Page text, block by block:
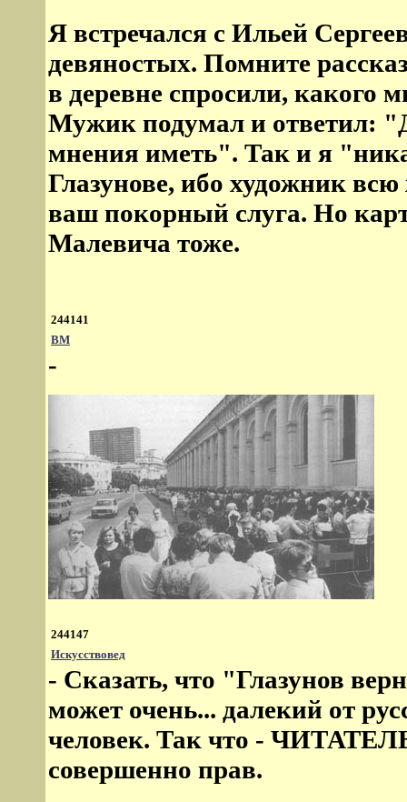
Я встречался с Ильей
девяностых. Помните
в деревне спросили, какого
Мужик подумал и ответил:
мнения иметь". Так и я
Глазунове, ибо художник
ваш покорный слуга. Но
Малевича тоже.
244141
ВМ
-
244147
Искусствовед
- Сказать, что "Глазунов
может очень... далекий от
человек. Так что -
совершенно прав.